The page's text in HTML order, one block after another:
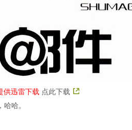
供迅雷下载 点此下载
哈。